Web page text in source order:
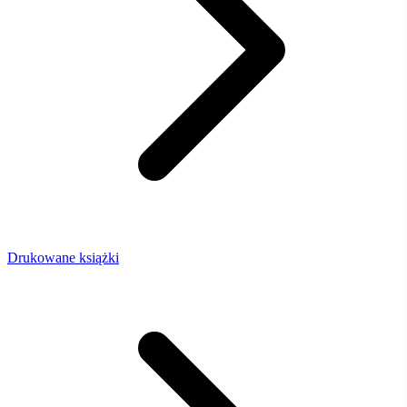
Drukowane książki